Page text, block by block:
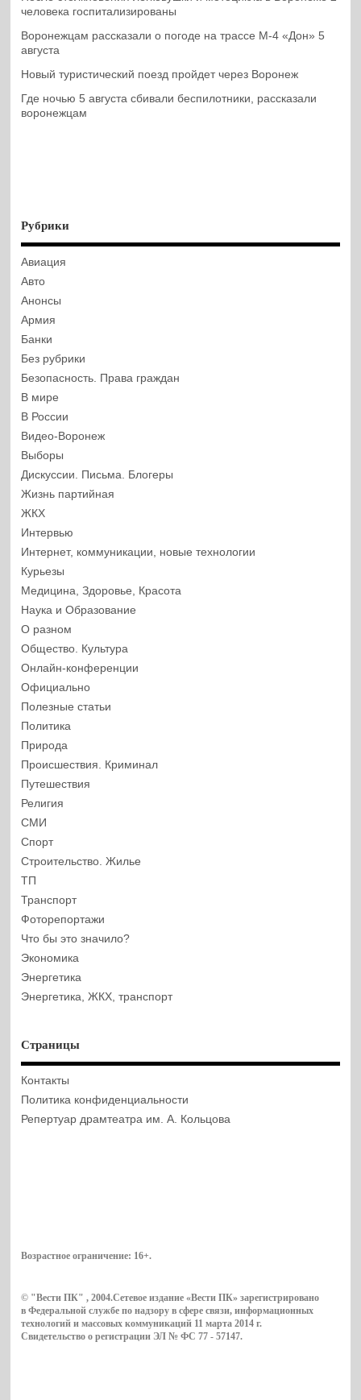
человека госпитализированы
Воронежцам рассказали о погоде на трассе М-4 «Дон» 5
августа
Новый туристический поезд пройдет через Воронеж
Где ночью 5 августа сбивали беспилотники, рассказали
воронежцам
Рубрики
Авиация
Авто
Анонсы
Армия
Банки
Без рубрики
Безопасность. Права граждан
В мире
В России
Видео-Воронеж
Выборы
Дискуссии. Письма. Блогеры
Жизнь партийная
ЖКХ
Интервью
Интернет, коммуникации, новые технологии
Курьезы
Медицина, Здоровье, Красота
Наука и Образование
О разном
Общество. Культура
Онлайн-конференции
Официально
Полезные статьи
Политика
Природа
Происшествия. Криминал
Путешествия
Религия
СМИ
Спорт
Строительство. Жилье
ТП
Транспорт
Фоторепортажи
Что бы это значило?
Экономика
Энергетика
Энергетика, ЖКХ, транспорт
Страницы
Контакты
Политика конфиденциальности
Репертуар драмтеатра им. А. Кольцова
Возрастное ограничение: 16+.
© "Вести ПК" , 2004.Сетевое издание «Вести ПК» зарегистрировано
в Федеральной службе по надзору в сфере связи, информационных
технологий и массовых коммуникаций 11 марта 2014 г.
Свидетельство о регистрации ЭЛ № ФС 77 - 57147.